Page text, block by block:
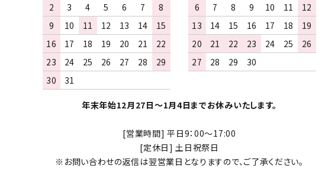
2
3 4 5 6 7
8
9
10 11 12 13 14
15
16
17 18 19 20 21
22
23
24 25 26 27 28
29
30
31
6
7 8 9 10 11
12
13
14 15 16 17 18
19
20
21 22 23 24 25
26
27
28 29 30
年末年始12月27日～1月4日までお休みいたします。
[営業時間] 平日9：00～17:00
[定休日] 土日祝祭日
※お問い合わせの返信は翌営業日となりますので、ご了承ください。